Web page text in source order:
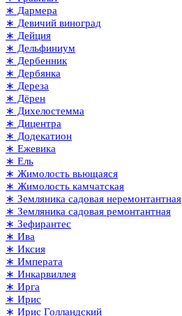
∗ Дармера
∗ Девичий виноград
∗ Дейция
∗ Дельфиниум
∗ Дербенник
∗ Дербянка
∗ Дереза
∗ Дёрен
∗ Дихелостемма
∗ Дицентра
∗ Додекатион
∗ Ежевика
∗ Ель
∗ Жимолость вьющаяся
∗ Жимолость камчатская
∗ Земляника садовая неремонтантная
∗ Земляника садовая ремонтантная
∗ Зефирантес
∗ Ива
∗ Иксия
∗ Императа
∗ Инкарвиллея
∗ Ирга
∗ Ирис
∗ Ирис Голландский